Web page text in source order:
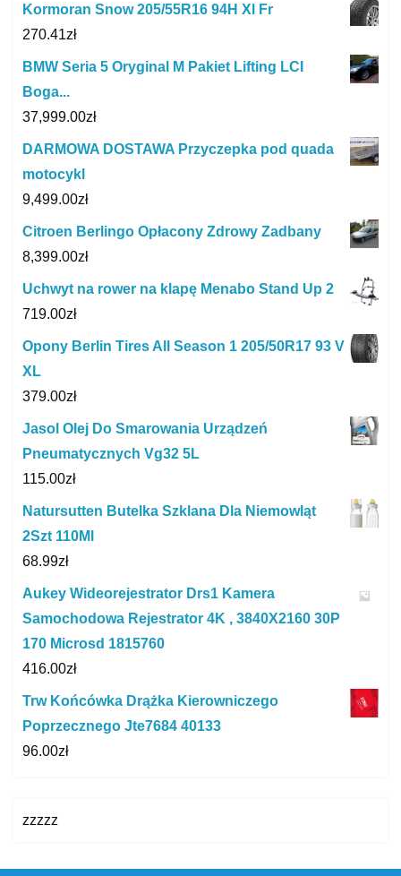
Kormoran Snow 205/55R16 94H Xl Fr
270.41zł
BMW Seria 5 Oryginal M Pakiet Lifting LCI
Boga...
37,999.00zł
DARMOWA DOSTAWA Przyczepka pod quada
motocykl
9,499.00zł
Citroen Berlingo Opłacony Zdrowy Zadbany
8,399.00zł
Uchwyt na rower na klapę Menabo Stand Up 2
719.00zł
Opony Berlin Tires All Season 1 205/50R17 93 V
XL
379.00zł
Jasol Olej Do Smarowania Urządzeń
Pneumatycznych Vg32 5L
115.00zł
Natursutten Butelka Szklana Dla Niemowląt
2Szt 110Ml
68.99zł
Aukey Wideorejestrator Drs1 Kamera
Samochodowa Rejestrator 4K , 3840X2160 30P
170 Microsd 1815760
416.00zł
Trw Końcówka Drążka Kierowniczego
Poprzecznego Jte7684 40133
96.00zł
zzzzz